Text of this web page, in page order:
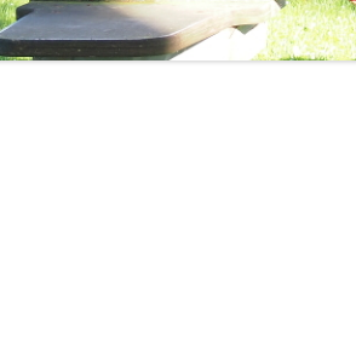
1971 – 1980
1961 – 1970
STERNSINGER / HEILIGE DREI
KÖNIGE